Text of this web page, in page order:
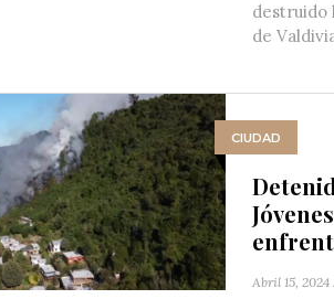
destruido
de
CIUDAD
Abril 15, 2024